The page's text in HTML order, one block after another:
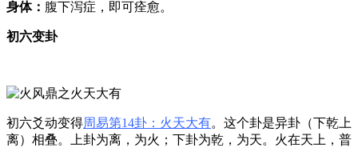
身体： 腹下泻症，即可痊愈。
初六变卦
初六爻动变得周易第14卦：火天大有。这个卦是异卦（下乾上
离）相叠。上卦为离，为火；下卦为乾，为天。火在天上，普